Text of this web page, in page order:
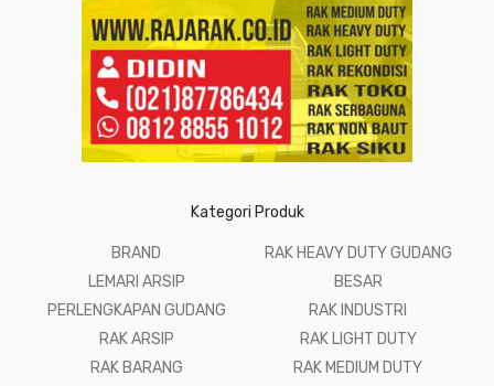
Kategori Produk
BRAND
LEMARI ARSIP
PERLENGKAPAN GUDANG
RAK ARSIP
RAK BARANG
RAK HEAVY DUTY GUDANG
BESAR
RAK INDUSTRI
RAK LIGHT DUTY
RAK MEDIUM DUTY